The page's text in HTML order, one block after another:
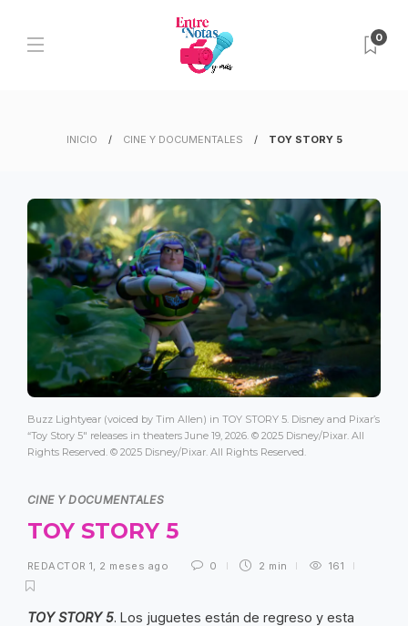
0
INICIO CINE Y DOCUMENTALES TOY STORY 5
Buzz Lightyear (voiced by Tim Allen) in TOY STORY 5. Disney and Pixar’s
“Toy Story 5" releases in theaters June 19, 2026. © 2025 Disney/Pixar. All
Rights Reserved. © 2025 Disney/Pixar. All Rights Reserved.
CINE Y DOCUMENTALES
TOY STORY 5
REDACTOR 1, 2 meses ago 0 2 min 161
TOY STORY 5. Los juguetes están de regreso y esta